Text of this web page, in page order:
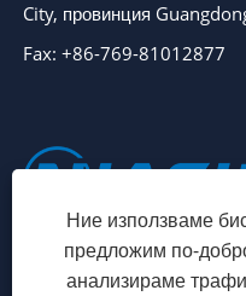
City, провинция
Fax: +86-769-81012877
Ние използваме
предложим по-
анализираме